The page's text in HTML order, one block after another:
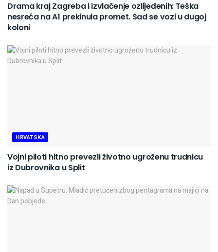
Drama kraj Zagreba i izvlačenje ozlijeđenih: Teška
nesreća na A1 prekinula promet. Sad se vozi u dugoj
koloni
HRVATSKA
Vojni piloti hitno prevezli životno ugroženu trudnicu
iz Dubrovnika u Split